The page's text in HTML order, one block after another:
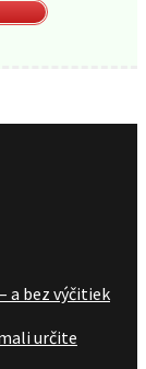
a bez výčitiek
určite